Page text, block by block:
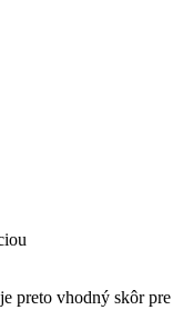
preto vhodný skôr pre